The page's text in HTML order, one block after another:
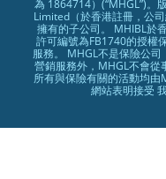
廣告政策
私隱政策
加入我們
媒體報導
為 1864714）(“MHGL”)
Limited（於香港註冊，公
擁有的子公司。 MHIBL於
許可編號為FB1740的授權
服務。 MHGL不是保險公
營銷服務外，MHGL不會從
所有與保險有關的活動均由
網站表明接受